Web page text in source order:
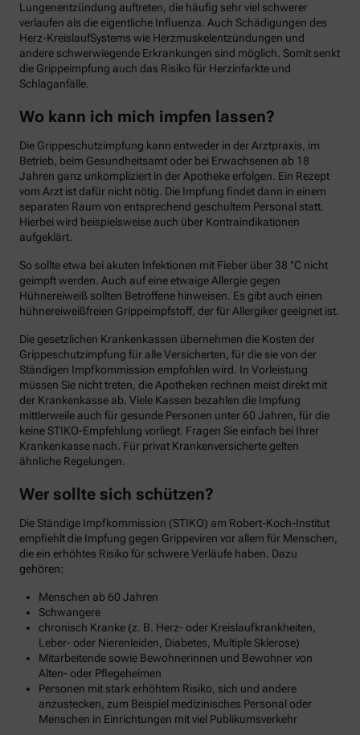
Lungenentzündung auftreten, die häufig sehr viel schwerer
verlaufen als die eigentliche Influenza. Auch Schädigungen des
Herz-KreislaufSystems wie Herzmuskelentzündungen und
andere schwerwiegende Erkrankungen sind möglich. Somit senkt
die Grippeimpfung auch das Risiko für Herzinfarkte und
Schlaganfälle.
Wo kann ich mich impfen lassen?
Die Grippeschutzimpfung kann entweder in der Arztpraxis, im
Betrieb, beim Gesundheitsamt oder bei Erwachsenen ab 18
Jahren ganz unkompliziert in der Apotheke erfolgen. Ein Rezept
vom Arzt ist dafür nicht nötig. Die Impfung findet dann in einem
separaten Raum von entsprechend geschultem Personal statt.
Hierbei wird beispielsweise auch über Kontraindikationen
aufgeklärt.
So sollte etwa bei akuten Infektionen mit Fieber über 38 °C nicht
geimpft werden. Auch auf eine etwaige Allergie gegen
Hühnereiweiß sollten Betroffene hinweisen. Es gibt auch einen
hühnereiweißfreien Grippeimpfstoff, der für Allergiker geeignet ist.
Die gesetzlichen Krankenkassen übernehmen die Kosten der
Grippeschutzimpfung für alle Versicherten, für die sie von der
Ständigen Impfkommission empfohlen wird. In Vorleistung
müssen Sie nicht treten, die Apotheken rechnen meist direkt mit
der Krankenkasse ab. Viele Kassen bezahlen die Impfung
mittlerweile auch für gesunde Personen unter 60 Jahren, für die
keine STIKO-Empfehlung vorliegt. Fragen Sie einfach bei Ihrer
Krankenkasse nach. Für privat Krankenversicherte gelten
ähnliche Regelungen.
Wer sollte sich schützen?
Die Ständige Impfkommission (STIKO) am Robert-Koch-Institut
empfiehlt die Impfung gegen Grippeviren vor allem für Menschen,
die ein erhöhtes Risiko für schwere Verläufe haben. Dazu
gehören:
Menschen ab 60 Jahren
Schwangere
chronisch Kranke (z. B. Herz- oder Kreislaufkrankheiten,
Leber- oder Nierenleiden, Diabetes, Multiple Sklerose)
Mitarbeitende sowie Bewohnerinnen und Bewohner von
Alten- oder Pflegeheimen
Personen mit stark erhöhtem Risiko, sich und andere
anzustecken, zum Beispiel medizinisches Personal oder
Menschen in Einrichtungen mit viel Publikumsverkehr